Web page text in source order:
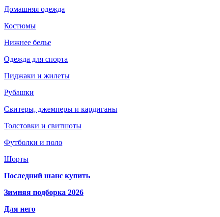
Домашняя одежда
Костюмы
Нижнее белье
Одежда для спорта
Пиджаки и жилеты
Рубашки
Свитеры, джемперы и кардиганы
Толстовки и свитшоты
Футболки и поло
Шорты
Последний шанс купить
Зимняя подборка 2026
Для него